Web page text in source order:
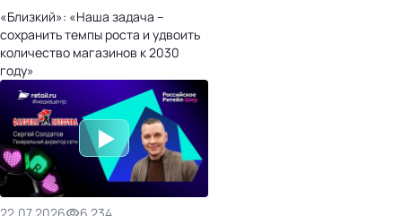
«Близкий»: «Наша задача –
сохранить темпы роста и удвоить
количество магазинов к 2030
году»
22.07.2026
6 234